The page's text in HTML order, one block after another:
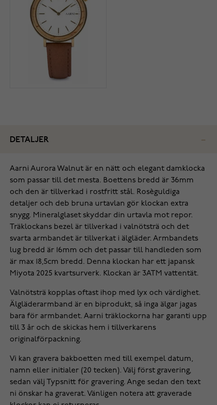
DETALJER
Aarni Aurora Walnut är en nätt och elegant damklocka
som passar till det mesta. Boettens bredd är 36mm
och den är tillverkad i rostfritt stål. Rosèguldiga
detaljer och deb bruna urtavlan gör klockan extra
snygg. Mineralglaset skyddar din urtavla mot repor.
Träklockans bezel är tillverkad i valnötsträ och det
svarta armbandet är tillverkat i älgläder. Armbandets
lug bredd är 16mm och det passar till handleden som
är max 18,5cm bredd. Denna klockan har ett japansk
Miyota 2025 kvartsurverk. Klockan är 3ATM vattentät.
Valnötsträ kopplas oftast ihop med lyx och värdighet.
Älgläderarmband är en biprodukt, så inga älgar jagas
bara för armbandet. Aarni träklockorna har garanti upp
till 3 år och de skickas hem i tillverkarens
originalförpackning.
Vi kan gravera bakboetten med till exempel datum,
namn eller initialer (20 tecken). Välj först gravering,
sedan välj Typsnitt för gravering. Ange sedan den text
ni önskar ha graverat. Vänligen notera att graverade